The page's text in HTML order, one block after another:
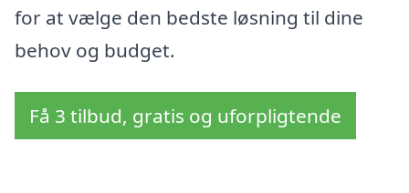
for at vælge den bedste løsning til dine
behov og budget.
Få 3 tilbud, gratis og uforpligtende